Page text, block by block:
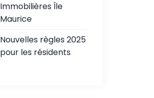
Immobilières Île
Maurice
Nouvelles règles 2025
pour les résidents